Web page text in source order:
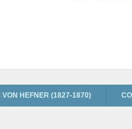
VON HEFNER (1827-1870)